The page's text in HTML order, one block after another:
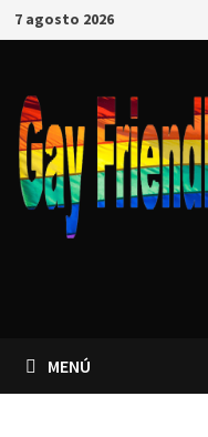
7 agosto 2026
MENÚ